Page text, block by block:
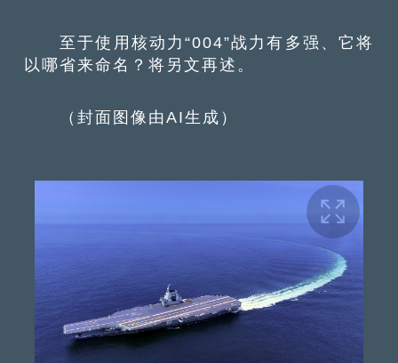
至于使用核动力“004”战力有多强、它将
以哪省来命名？将另文再述。
（封面图像由AI生成）